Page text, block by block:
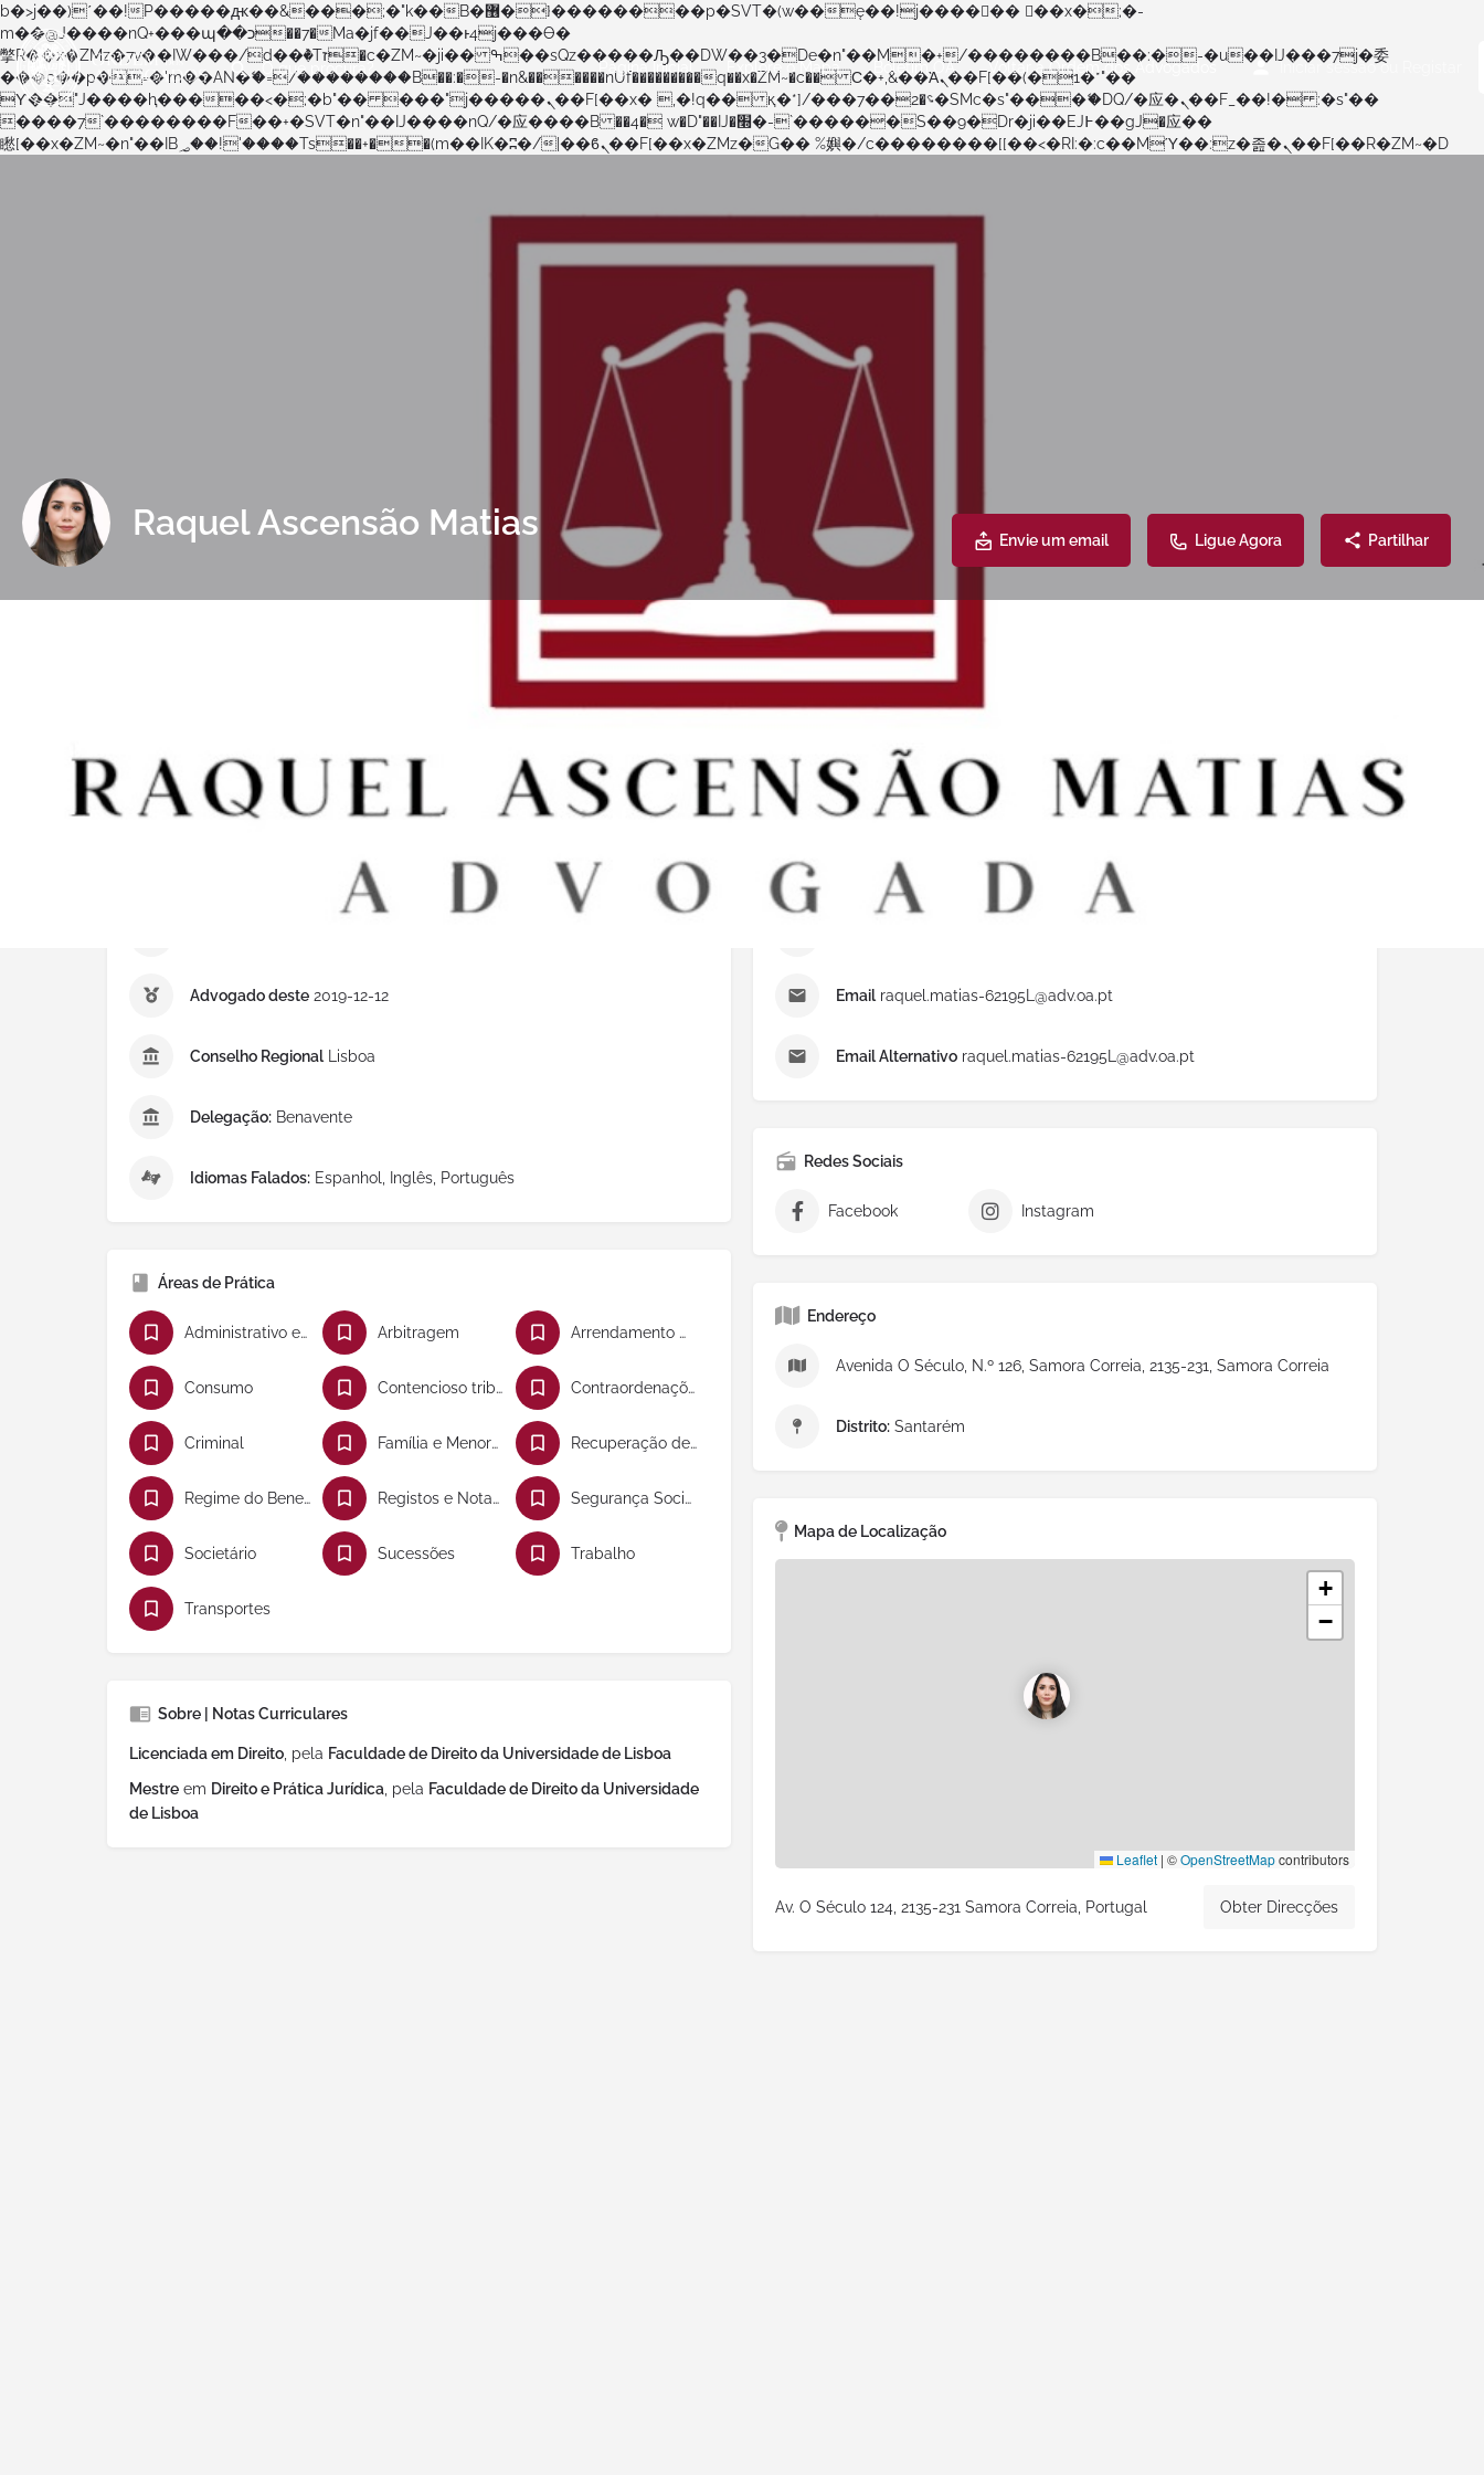
b�>j��)΄��!P�����ԫ��&���;�"k��B�޶�}��������p�SVT�(w��ę��!j������ ��x�;�-
m��@J����nQ+���պ��כ��7�Ma�jf��J��ͱ4j���Ѳ�
撆R��x�ZMz�7v��IW���/d��ٞ�Тז�c�ZM~�ji�� ߒ��sQz�����Ԡ��DW��3�De�n"��M�+/��������B��:�-�u��IJ���7j�委
���9��p�=�'m��AN�ޭ�=/��������B��:�-�n&������nUf���������q��x�ZM~�c�� Ϲ�+,&��Ὰܢ��F[��(�1�*"��
ϒ��"J����ԧ�����<�;�b"�� ���"j�����ܢ��F[��x� ,�!q�� қ�*]/���؝�2��7�SMc�s"���ޭ�DQ/�应�ܢ��F_��!� :�s"��
����7`��������F��+�SVT�n"��IJ����nQ/�应����B ��4� w�D"��IJ�׭�-`������S��9�Dr�ji��EJ߅��gJ�应��
矁[��x�ZM~�n"��IB؃��!'����Тѕ��+��(m��IK�ʭ�/|��ϐܢ��F[��x�ZMz�G�� %嬩�/c��������[[��<�RI:�:c��MΎ��:z�졾�ܢ��F[��R�ZM~�D
Página Inicial Explore o Mapa Boletim OA Voltar à Ordem dos Advogados Iniciar sessão ou
Raquel Ascensão Matias Envie um email Ligue Agora Partilhar
Documentos & Multimédia Agenda | Atendimento
Sobre | Detalhes
Raquel Ascensão Matias
Advogado deste 2019-12-12
Conselho Regional Lisboa
Delegação: Benavente
Idiomas Falados: Espanhol, Inglês, Português
Áreas de Prática
Administrativo e Direito Público Arbitragem Arrendamento Urbano
Consumo Contencioso tributário Contraordenações
Criminal Família e Menores Recuperação de Crédito e Insolvência
Regime do Beneficiário Efetivo Registos e Notariado Segurança Social
Societário Sucessões Trabalho
Transportes
Sobre | Notas Curriculares
Licenciada em Direito , pela Faculdade de Direito da Universidade de Lisboa
Mestre em Direito e Prática Jurídica , pela Faculdade de Direito da Universidade
de Lisboa
Telefone+351263151939
Email raquel.matias-62195L@adv.oa.pt
Email Alternativo raquel.matias-62195L@adv.oa.pt
Redes Sociais
Facebook Instagram
Endereço
Avenida O Século, N.º 126, Samora Correia, 2135-231, Samora Correia
Distrito: Santarém
Mapa de Localização
+
−
Leaflet | ©OpenStreetMapcontributors
Av. O Século 124, 2135-231 Samora Correia, Portugal Obter Direcções